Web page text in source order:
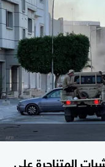
المتناحرة على